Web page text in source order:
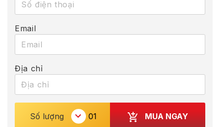
Email
Địa chỉ
Số lượng MUA NGAY